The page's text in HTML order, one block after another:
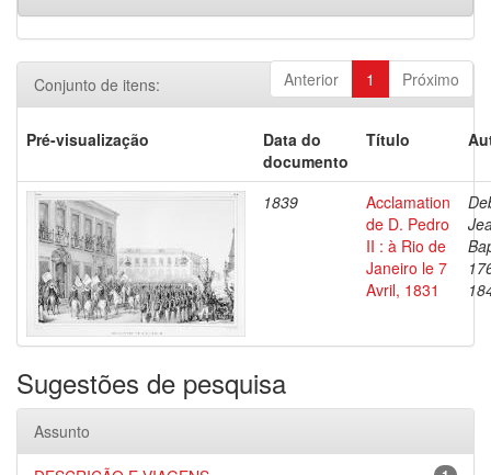
Anterior 1 Próximo
Conjunto de itens:
Pré-visualização
Data do
documento
Título
1839
Acclamation
de D. Pedro
II : à Rio de
Janeiro le 7
Avril, 1831
Sugestões de pesquisa
Assunto